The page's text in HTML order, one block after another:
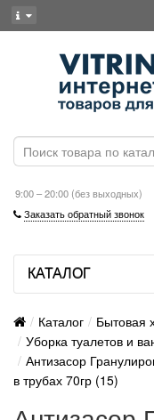
9:00 – 20:00 (без выходных)
Заказать обратный звонок
КАТАЛОГ
Каталог
Бытовая
Уборка туалетов и
Антизасор
в трубах 70гр (15)